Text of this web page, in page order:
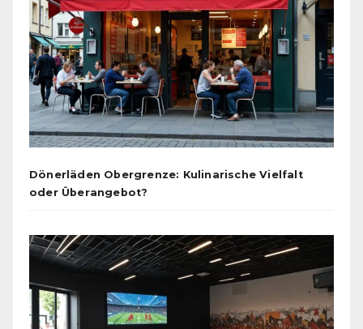
Dönerläden Obergrenze: Kulinarische Vielfalt
oder Überangebot?